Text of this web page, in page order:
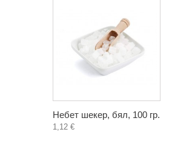
Небет шекер, бял, 100 гр.
1,12 €